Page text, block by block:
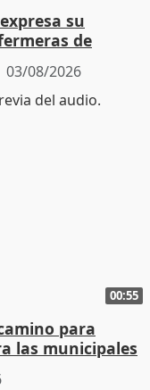
su
de
03/08/2026
00:55
para
las municipales